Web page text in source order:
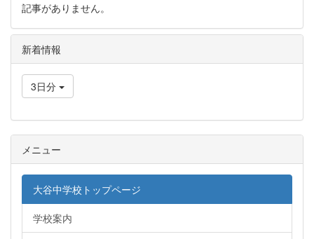
記事がありません。
新着情報
3日分
メニュー
大谷中学校トップページ
学校案内